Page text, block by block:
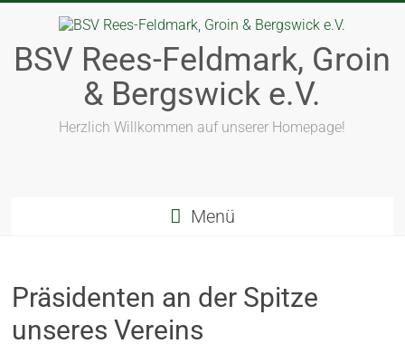
BSV Rees-Feldmark, Groin
& Bergswick e.V.
Herzlich Willkommen auf unserer Homepage!
Menü
Präsidenten an der Spitze
unseres Vereins